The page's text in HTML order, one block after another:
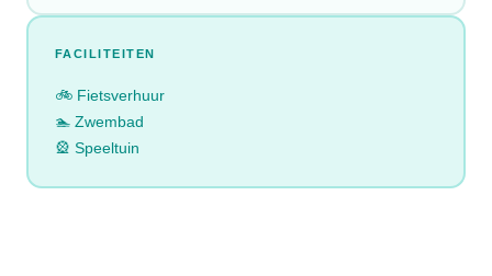
FACILITEITEN
🚲 Fietsverhuur
🏊 Zwembad
🎡 Speeltuin